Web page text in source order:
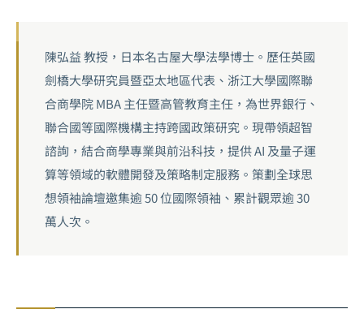
陳弘益 教授，日本名古屋大學法學博士。歷任英國
劍橋大學研究員暨亞太地區代表、浙江大學國際聯
合商學院 MBA 主任暨高管教育主任，為世界銀行、
聯合國等國際機構主持跨國政策研究。現帶領超智
諮詢，結合商學專業與前沿科技，提供 AI 及量子運
算等領域的軟體開發及策略制定服務。策劃全球思
想領袖論壇邀集逾 50 位國際領袖、累計觀眾逾 30
萬人次。